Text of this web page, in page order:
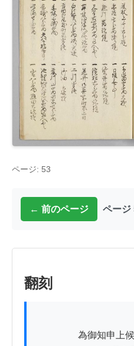
ページ: 53
← 前のページ ページ
翻刻